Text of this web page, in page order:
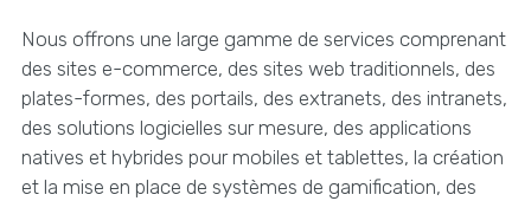
Nous offrons une large gamme de services comprenant
des sites e-commerce, des sites web traditionnels, des
plates-formes, des portails, des extranets, des intranets,
des solutions logicielles sur mesure, des applications
natives et hybrides pour mobiles et tablettes, la création
et la mise en place de systèmes de gamification, des